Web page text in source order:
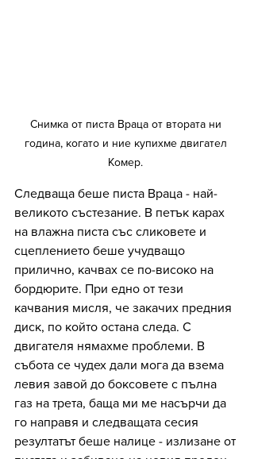
Снимка от писта Враца от втората ни
година, когато и ние купихме двигател
Комер.
Следваща беше писта Враца - най-
великото състезание. В петък карах
на влажна писта със сликовете и
сцеплението беше учудващо
прилично, качвах се по-високо на
бордюрите. При едно от тези
качвания мисля, че закачих предния
диск, по който остана следа. С
двигателя нямахме проблеми. В
събота се чудех дали мога да взема
левия завой до боксовете с пълна
газ на трета, баща ми ме насърчи да
го направя и следващата сесия
резултатът беше налице - излизане от